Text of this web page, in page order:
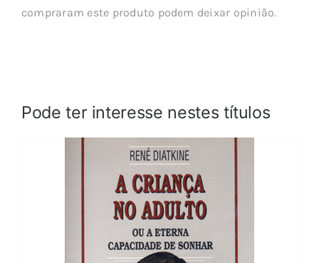
compraram este produto podem deixar opinião.
Pode ter interesse nestes títulos